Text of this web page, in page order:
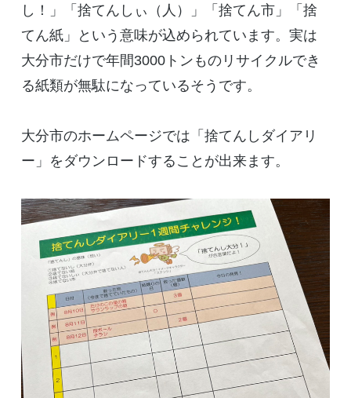
し！」「捨てんしぃ（人）」「捨てん市」「捨
てん紙」という意味が込められています。実は
大分市だけで年間3000トンものリサイクルでき
る紙類が無駄になっているそうです。
大分市のホームページでは「捨てんしダイアリ
ー」をダウンロードすることが出来ます。